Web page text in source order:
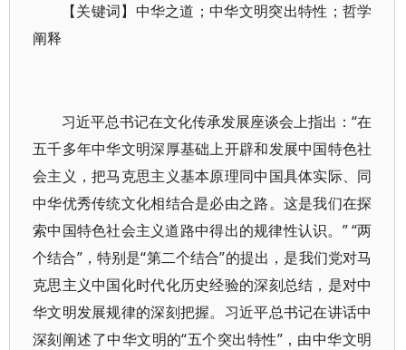
【关键词】中华之道；中华文明突出特性；哲学
阐释
习近平总书记在文化传承发展座谈会上指出：“在
五千多年中华文明深厚基础上开辟和发展中国特色社
会主义，把马克思主义基本原理同中国具体实际、同
中华优秀传统文化相结合是必由之路。这是我们在探
索中国特色社会主义道路中得出的规律性认识。” “两
个结合”，特别是“第二个结合”的提出，是我们党对马
克思主义中国化时代化历史经验的深刻总结，是对中
华文明发展规律的深刻把握。习近平总书记在讲话中
深刻阐述了中华文明的“五个突出特性”，由中华文明